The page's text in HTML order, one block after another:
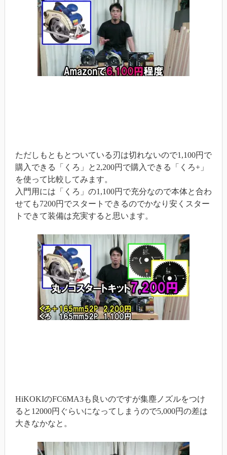
ただしもともとついている刃は切れないので1,100円で
購入できる「くろ」と2,200円で購入できる「くろ+」
を使って比較してみます。
入門用には「くろ」の1,100円で充分なので本体と合わ
せても7200円でスタートできるのでかなり安くスター
トできて装備は充実すると思います。
HiKOKIのFC6MA3も良いのですが集塵ノズルをつけ
ると12000円ぐらいになってしまうので5,000円の差は
大きなかなと。